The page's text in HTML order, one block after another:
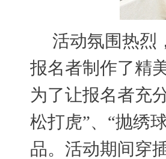
活动氛围热烈
报名者制作了精
为了让报名者充
松打虎”、“抛绣
品。活动期间穿